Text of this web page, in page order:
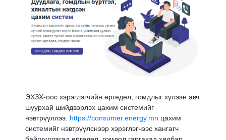
ЭХЗХ-оос хэрэглэгчийн өргөдөл, гомдлыг хүлээн авч
шуурхай шийдвэрлэх цахим системийг
нэвтрүүллээ. https://consumer.energy.mn цахим
системийг нэвтрүүлснээр хэрэглэгчээс хангагч